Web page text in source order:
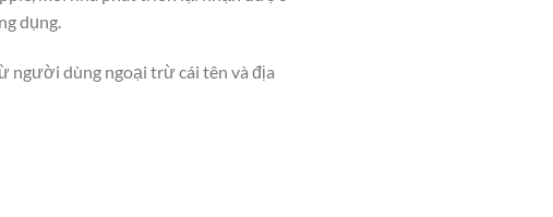
dụng.
người dùng ngoại trừ cái tên và địa